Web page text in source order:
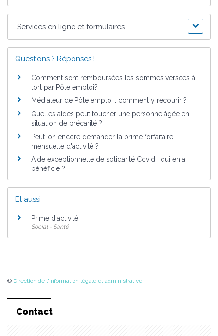
Services en ligne et formulaires
Questions ? Réponses !
Comment sont remboursées les sommes versées à
tort par Pôle emploi?
Médiateur de Pôle emploi : comment y recourir ?
Quelles aides peut toucher une personne âgée en
situation de précarité ?
Peut-on encore demander la prime forfaitaire
mensuelle d'activité ?
Aide exceptionnelle de solidarité Covid : qui en a
bénéficié ?
Et aussi
Prime d'activité
Social - Santé
© Direction de l'information légale et administrative
Contact